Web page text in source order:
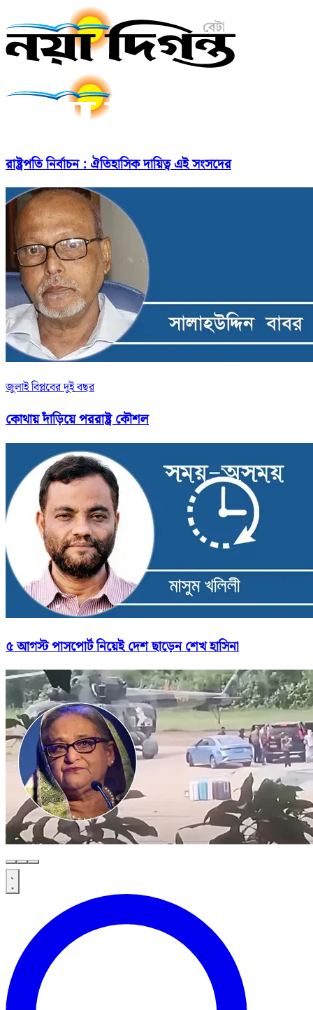
রাষ্ট্রপতি নির্বাচন : ঐতিহাসিক দায়িত্ব এই সংসদের
জুলাই বিপ্লবের দুই বছর
কোথায় দাঁড়িয়ে পররাষ্ট্র কৌশল
৫ আগস্ট পাসপোর্ট নিয়েই দেশ ছাড়েন শেখ হাসিনা